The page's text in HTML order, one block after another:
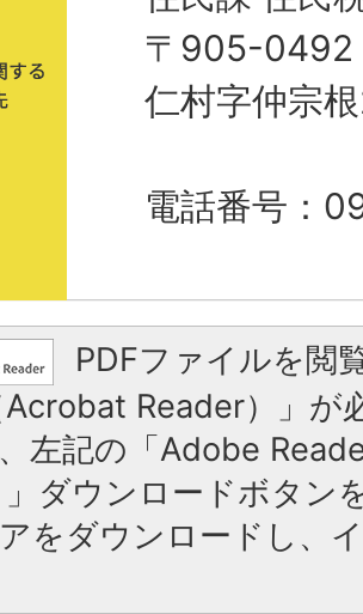
〒905-0492
仁村字仲宗
電話番号：
PDFファイルを閲
Reader）」が
左記の「Adobe
ダウンロードボタン
をダウンロードし、